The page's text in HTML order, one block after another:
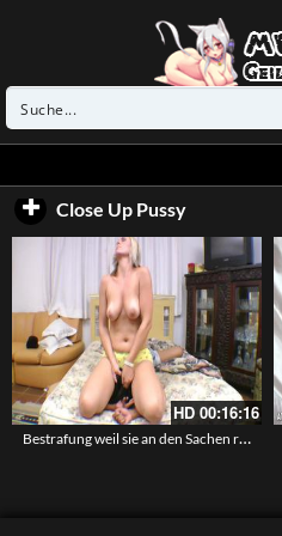
Close Up Pussy
HD 00:16:16
Bestrafung weil sie an den Sachen rumgeschnüffelt hat – Gnadenloses Facesitting